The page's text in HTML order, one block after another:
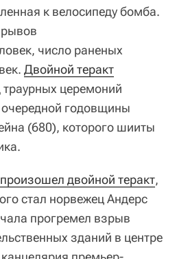
к велосипеду бомба.
число раненых
Двойной теракт
церемоний
годовщины
(680), которого шииты
двойной теракт,
стал норвежец Андерс
прогремел взрыв
зданий в центре